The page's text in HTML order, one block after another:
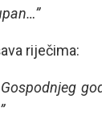
riječima: